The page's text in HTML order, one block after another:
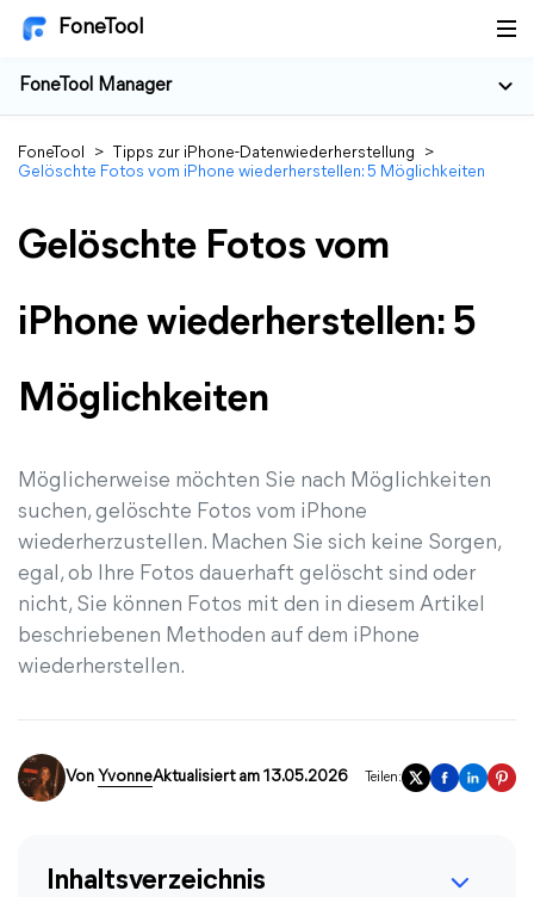
FoneTool
FoneTool Manager
FoneTool > Tipps zur iPhone-Datenwiederherstellung
>
Gelöschte Fotos vom iPhone wiederherstellen: 5 Möglichkeiten
Gelöschte Fotos vom
iPhone wiederherstellen: 5
Möglichkeiten
Möglicherweise möchten Sie nach Möglichkeiten
suchen, gelöschte Fotos vom iPhone
wiederherzustellen. Machen Sie sich keine Sorgen,
egal, ob Ihre Fotos dauerhaft gelöscht sind oder
nicht, Sie können Fotos mit den in diesem Artikel
beschriebenen Methoden auf dem iPhone
wiederherstellen.
Von YvonneAktualisiert am 13.05.2026 Teilen:
Inhaltsverzeichnis